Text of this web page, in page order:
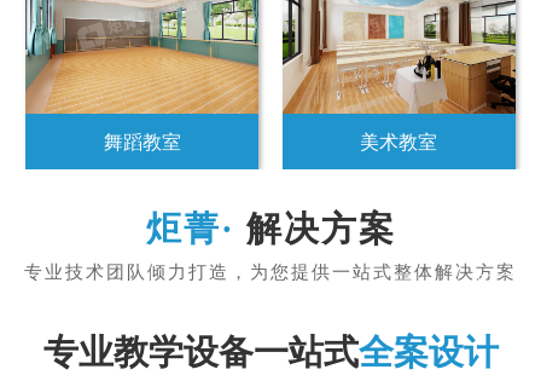
舞蹈教室 美术教室
解决方案
专业教学设备一站式全案设计